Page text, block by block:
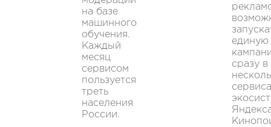
на базе
машинного
обучения.
Каждый
месяц
сервисом
пользуется
треть
населения
России.
единую
сразу в